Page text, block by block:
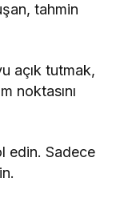
tahmin
açık tutmak,
noktasını
edin. Sadece